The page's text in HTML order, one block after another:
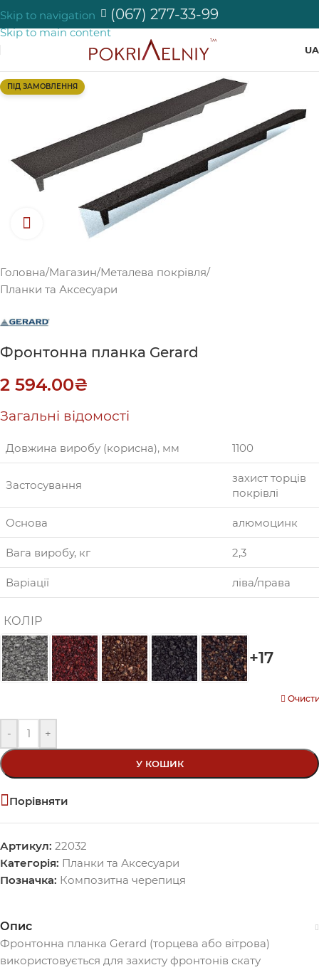
Skip to navigation
Skip to main content
(067) 277-33-99
UA
ПІД ЗАМОВЛЕННЯ
Натисніть, щоб збільшити зображення
Головна/Магазин/Металева покрівля/
Планки та Аксесуари
Фронтонна планка Gerard
2 594.00₴
Загальні відомості
Довжина виробу (корисна), мм 1100
Застосування
захист торців
покрівлі
Основа алюмоцинк
Вага виробу, кг 2,3
Варіації ліва/права
КОЛІР
+17
- +
У КОШИК
Порівняти
Артикул: 22032
Категорія: Планки та Аксесуари
Позначка: Композитна черепиця
Опис
Фронтонна планка Gerard (торцева або вітрова)
використовується для захисту фронтонів скату